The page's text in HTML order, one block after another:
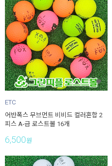
ETC
어반폭스 무브먼트 비비드 컬러혼합 2
피스 A-급 로스트볼 16개
6,500원